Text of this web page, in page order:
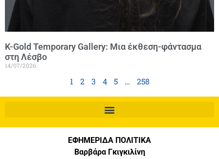
K-Gold Temporary Gallery: Μια έκθεση-φάντασμα
στη Λέσβο
14/07/2026
1 2 3 4 5 … 258
ΕΦΗΜΕΡΙΔΑ ΠΟΛΙΤΙΚΑ
Βαρβάρα Γκιγκιλίνη